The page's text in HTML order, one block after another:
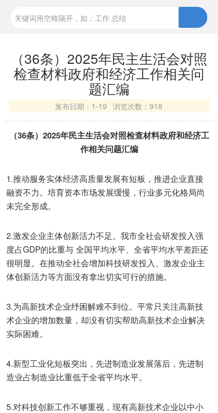
（36条）2025年民主生活会对照
检查材料政府和经济工作相关问
题汇编
发布日期： 1-19 浏览次数：918
（36条）2025年民主生活会对照检查材料政府和经济工
作相关问题汇编
1.推动服务实体经济高质量发展有短板，推进企业直接
融资不力。培育资本市场发展缓慢，行业多元化格局尚
未完全形成。
2.激发企业主体创新活力不足。我市全社会研发投入强
度占GDP的比重与 全国平均水平、全省平均水平差距还
很明显。在推动全社会增加科技研发投入、激发企业主
体创新活力等方面没有拿出切实可行的措施。
3.为高新技术企业纾困解难不到位。平常只关注高新技
术企业的增加数量，却没有切实帮助高新技术企业解决
实际困难。
4.新型工业化短板突出，先进制造业发展落后，先进制
造业占制造业比重低于全省平均水平。
5.对科技创新工作不够重视，现有高新技术企业以中小